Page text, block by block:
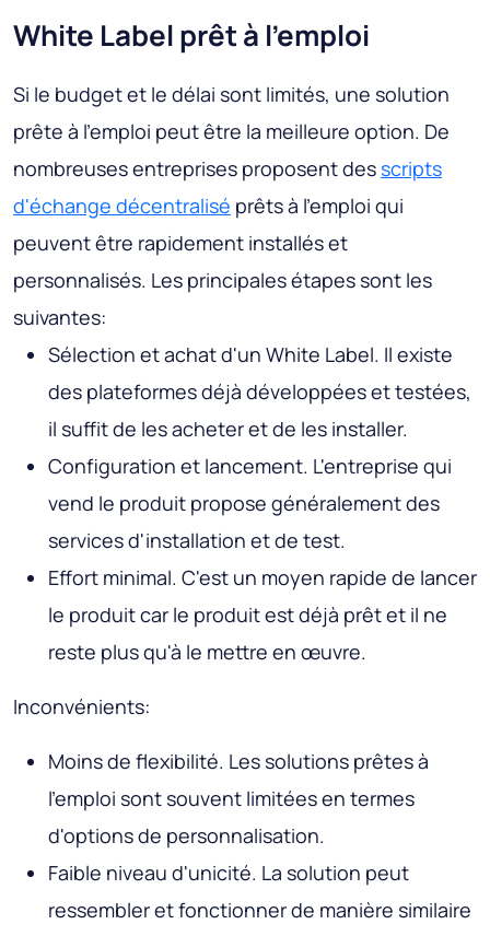
White Label prêt à l'emploi
Si le budget et le délai sont limités, une solution
prête à l'emploi peut être la meilleure option. De
nombreuses entreprises proposent desscripts
d'échange décentralisé prêts à l'emploi qui
peuvent être rapidement installés et
personnalisés. Les principales étapes sont les
suivantes:
Sélection et achat d'un White Label. Il existe
des plateformes déjà développées et testées,
il suffit de les acheter et de les installer.
Configuration et lancement. L'entreprise qui
vend le produit propose généralement des
services d'installation et de test.
Effort minimal. C'est un moyen rapide de lancer
le produit car le produit est déjà prêt et il ne
reste plus qu'à le mettre en œuvre.
Inconvénients:
Moins de flexibilité. Les solutions prêtes à
l'emploi sont souvent limitées en termes
d'options de personnalisation.
Faible niveau d'unicité. La solution peut
ressembler et fonctionner de manière similaire